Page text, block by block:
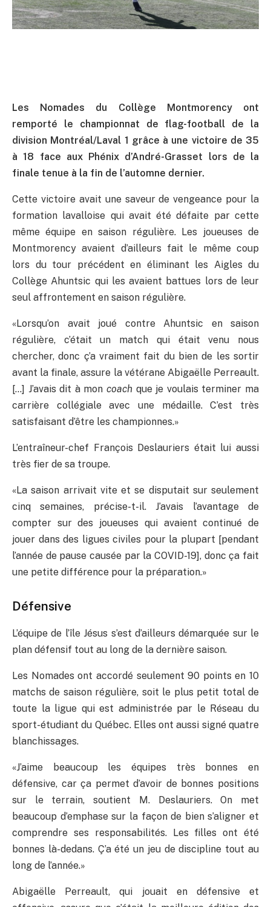
Les Nomades du Collège Montmorency ont
remporté le championnat de flag-football de la
division Montréal/Laval 1 grâce à une victoire de 35
à 18 face aux Phénix d’André-Grasset lors de la
finale tenue à la fin de l’automne dernier.
Cette victoire avait une saveur de vengeance pour la
formation lavalloise qui avait été défaite par cette
même équipe en saison régulière. Les joueuses de
Montmorency avaient d’ailleurs fait le même coup
lors du tour précédent en éliminant les Aigles du
Collège Ahuntsic qui les avaient battues lors de leur
seul affrontement en saison régulière.
«Lorsqu’on avait joué contre Ahuntsic en saison
régulière, c’était un match qui était venu nous
chercher, donc ç’a vraiment fait du bien de les sortir
avant la finale, assure la vétérane Abigaëlle Perreault.
[…] J’avais dit à mon coach que je voulais terminer ma
carrière collégiale avec une médaille. C’est très
satisfaisant d’être les championnes.»
L’entraîneur-chef François Deslauriers était lui aussi
très fier de sa troupe.
«La saison arrivait vite et se disputait sur seulement
cinq semaines, précise-t-il. J’avais l’avantage de
compter sur des joueuses qui avaient continué de
jouer dans des ligues civiles pour la plupart [pendant
l’année de pause causée par la COVID-19], donc ça fait
une petite différence pour la préparation.»
Défensive
L’équipe de l’île Jésus s’est d’ailleurs démarquée sur le
plan défensif tout au long de la dernière saison.
Les Nomades ont accordé seulement 90 points en 10
matchs de saison régulière, soit le plus petit total de
toute la ligue qui est administrée par le Réseau du
sport-étudiant du Québec. Elles ont aussi signé quatre
blanchissages.
«J’aime beaucoup les équipes très bonnes en
défensive, car ça permet d’avoir de bonnes positions
sur le terrain, soutient M. Deslauriers. On met
beaucoup d’emphase sur la façon de bien s’aligner et
comprendre ses responsabilités. Les filles ont été
bonnes là-dedans. Ç’a été un jeu de discipline tout au
long de l’année.»
Abigaëlle Perreault, qui jouait en défensive et